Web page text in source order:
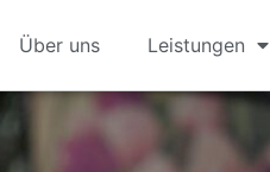
Über uns Leistungen